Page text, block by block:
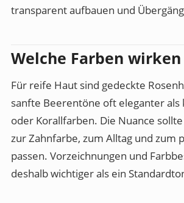
transparent aufbauen und
Welche Farben
Für reife Haut sind gedeckte
sanfte Beerentöne oft eleganter als
oder Korallfarben. Die Nuance
zur Zahnfarbe, zum Alltag und zum
passen. Vorzeichnungen und
deshalb wichtiger als ein